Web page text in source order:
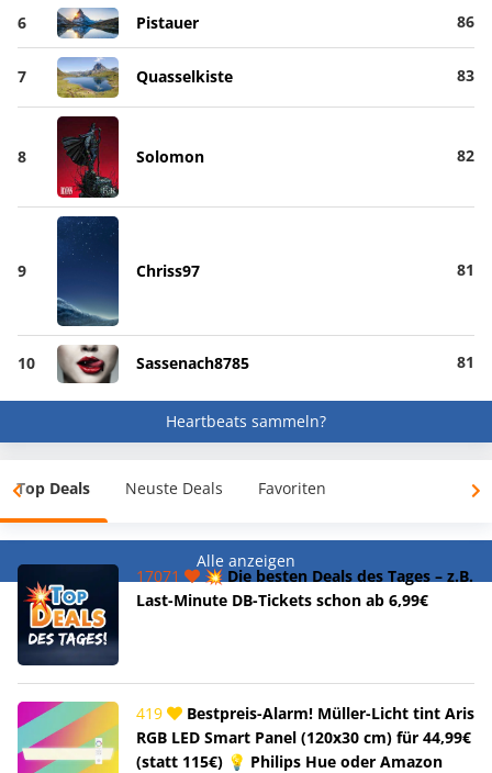
6 Pistauer 86
7 Quasselkiste 83
8 Solomon 82
9 Chriss97 81
10 Sassenach8785 81
Heartbeats sammeln?
Top Deals Neuste Deals Favoriten
Alle anzeigen
17071
💥 Die besten Deals des Tages – z.B.
Last-Minute DB-Tickets schon ab 6,99€
419
Bestpreis-Alarm! Müller-Licht tint Aris
RGB LED Smart Panel (120x30 cm) für 44,99€
(statt 115€) 💡 Philips Hue oder Amazon